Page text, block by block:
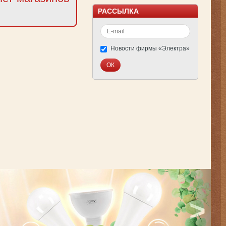
РАССЫЛКА
Новости фирмы «Электра»